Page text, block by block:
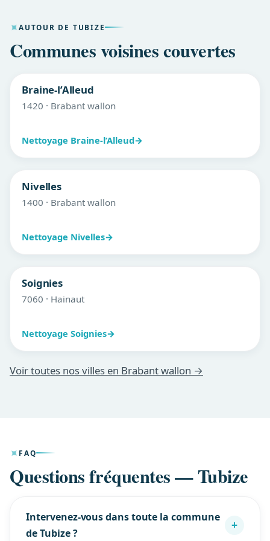
AUTOUR DE TUBIZE
Communes voisines couvertes
Braine-l’Alleud
1420 · Brabant wallon
Nettoyage Braine-l’Alleud→
Nivelles
1400 · Brabant wallon
Nettoyage Nivelles→
Soignies
7060 · Hainaut
Nettoyage Soignies→
Voir toutes nos villes en Brabant wallon →
FAQ
Questions fréquentes — Tubize
Intervenez-vous dans toute la commune
de Tubize ?
+